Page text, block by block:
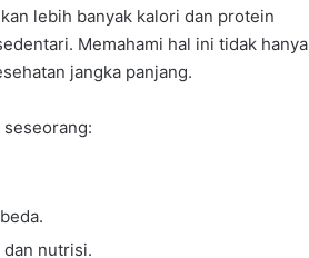
lebih banyak kalori dan protein
Memahami hal ini tidak hanya
jangka panjang.
nutrisi.